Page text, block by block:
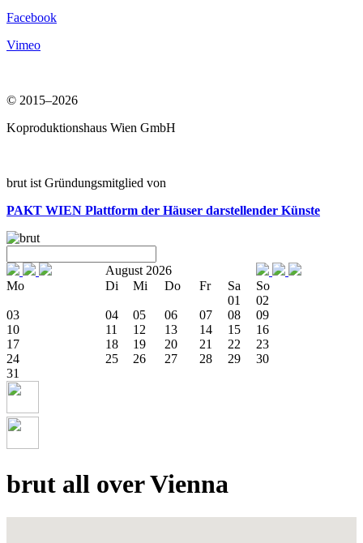
Facebook
Vimeo
© 2015–2026
Koproduktionshaus Wien GmbH
brut ist Gründungsmitglied von
PAKT WIEN Plattform der Häuser darstellender Künste
August 2026
Mo
Di Mi Do Fr Sa
So
01
02
03
04 05 06 07 08
09
10
11 12 13 14 15
16
17
18 19 20 21 22
23
24
25 26 27 28 29
30
31
brut all over Vienna